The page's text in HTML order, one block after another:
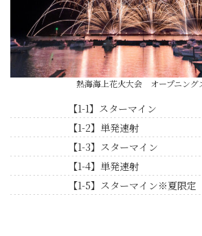
熱海海上花火大会 オープニング
【1-1】スターマイン
【1-2】単発速射
【1-3】スターマイン
【1-4】単発速射
【1-5】スターマイン※夏限定